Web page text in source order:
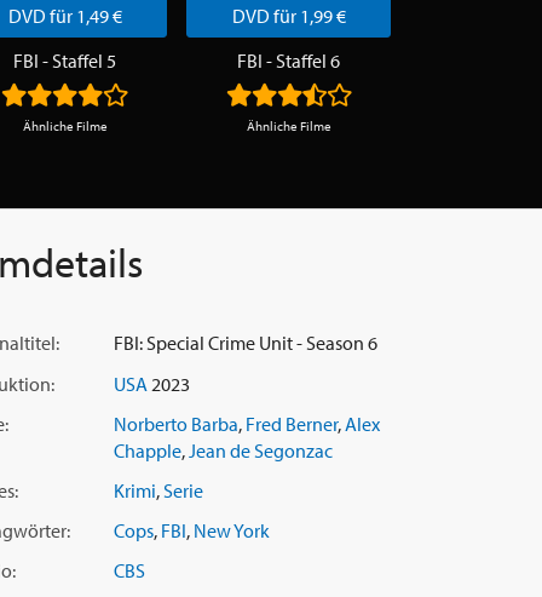
DVD für 1,49 €
FBI - Staffel 5
Ähnliche Filme
DVD für 1,99 €
FBI - Staffel 6
Ähnliche Filme
FBI: Special Crime Unit - Season 6
USA 2023
Norberto Barba, Fred Berner,Alex
Chapple, Jean de Segonzac
Krimi,Serie
Cops, FBI, New York
CBS